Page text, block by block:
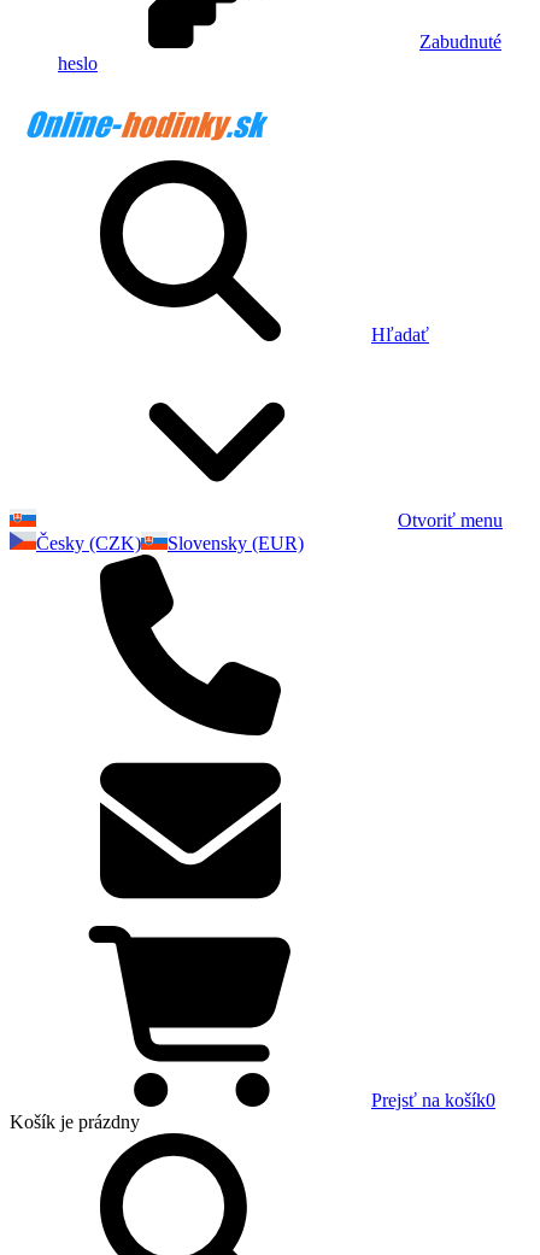
Zabudnuté
heslo
Hľadať
Otvoriť menu
Česky (CZK)
Slovensky (EUR)
Prejsť na košík0
Košík je prázdny